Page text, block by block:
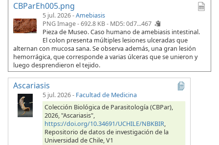
CBParEh005.png
5 jul. 2026 -Amebiasis
PNG Image - 692.8 KB - MD5: 0d7...467
Pieza de Museo. Caso humano de amebiasis intestinal.
El colon presenta múltiples lesiones ulceradas que
alternan con mucosa sana. Se observa además, una gran lesión
hemorrágica, que corresponde a varias úlceras que se unieron y
luego desprendieron el tejido.
Ascariasis
5 jul. 2026- Facultad de Medicina
Colección Biológica de Parasitología (CBPar),
2026, "Ascariasis",
https://doi.org/10.34691/UCHILE/NBKBIR,
Repositorio de datos de investigación de la
Universidad de Chile, V1